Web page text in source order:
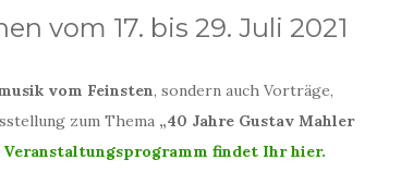
vom 17. bis 29. Juli 2021
vom Feinsten, sondern auch Vorträge,
zum Thema „40 Jahre Gustav Mahler
Veranstaltungsprogramm findet Ihr hier.